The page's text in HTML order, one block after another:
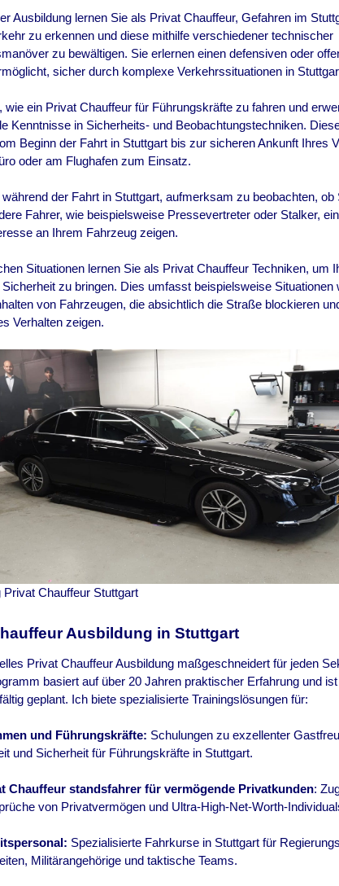
Ausbildung lernen Sie als Privat Chauffeur, Gefahren im
zu erkennen und diese mithilfe verschiedener technischer
zu bewältigen. Sie erlernen einen defensiven oder
sicher durch komplexe Verkehrssituationen in
wie ein Privat Chauffeur für Führungskräfte zu fahren und
Kenntnisse in Sicherheits- und Beobachtungstechniken.
Beginn der Fahrt in Stuttgart bis zur sicheren Ankunft Ihres
oder am Flughafen zum Einsatz.
während der Fahrt in Stuttgart, aufmerksam zu beobachten, ob
Fahrer, wie beispielsweise Pressevertreter oder Stalker,
an Ihrem Fahrzeug zeigen.
Situationen lernen Sie als Privat Chauffeur Techniken, um
Sicherheit zu bringen. Dies umfasst beispielsweise Situationen
von Fahrzeugen, die absichtlich die Straße blockieren
Verhalten zeigen.
Privat Chauffeur Stuttgart
Ausbildung in Stuttgart
Privat Chauffeur Ausbildung maßgeschneidert für jeden
basiert auf über 20 Jahren praktischer Erfahrung und
geplant. Ich biete spezialisierte Trainingslösungen für:
und Führungskräfte: Schulungen zu exzellenter
und Sicherheit für Führungskräfte in Stuttgart.
Chauffeur standsfahrer für vermögende Privatkunden:
von Privatvermögen und Ultra-High-Net-Worth-
Spezialisierte Fahrkurse in Stuttgart für
Militärangehörige und taktische Teams.